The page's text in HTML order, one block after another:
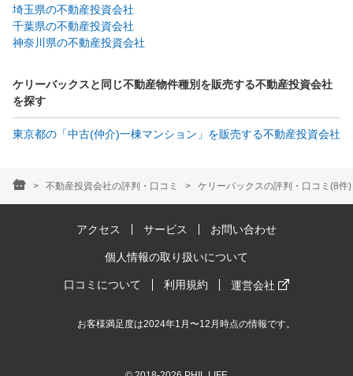
埼玉県の不動産投資会社
千葉県の不動産投資会社
神奈川県の不動産投資会社
ケリーバックスと同じ不動産物件種別を販売する不動産投資会社
を探す
東京都の「中古(仲介)一棟マンション」を販売する不動産投資会社
不動産投資会社の評判・口コミ ケリーバックスの評判・口コミ(8件)
アクセス サービス お問い合わせ
個人情報の取り扱いについて
口コミについて 利用規約 運営会社
お客様満足度は2024年1月〜12月時点の情報です。